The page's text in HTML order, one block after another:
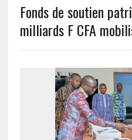
Fonds de soutien
milliards F CFA